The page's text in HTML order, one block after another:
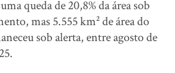
queda de 20,8% da área sob
mas 5.555 km² de área do
sob alerta, entre agosto de